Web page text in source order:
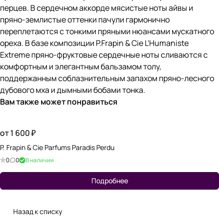
перцев. В сердечном аккорде мясистые ноты айвы и
пряно-землистые оттенки пачули гармонично
переплетаются с тонкими пряными нюансами мускатного
ореха. В базе композиции P.Frapin & Cie L'Humaniste
Extreme пряно-фруктовые сердечные ноты сливаются с
комфортным и элегантным бальзамом толу,
поддержанным соблазнительным запахом пряно-лесного
дубового мха и дымными бобами тонка.
Вам также может понравиться
от 1 600 ₽
P. Frapin & Cie Parfums Paradis Perdu
0 0 В наличии
Подробнее
Назад к списку